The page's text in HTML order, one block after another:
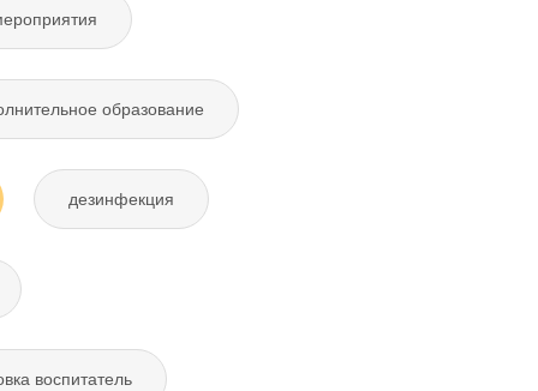
образование
дезинфекция
воспитатель